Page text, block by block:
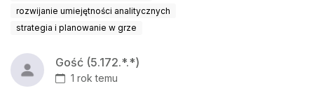
rozwijanie umiejętności analitycznych
strategia i planowanie w grze
Gość (5.172.*.*)
1 rok temu